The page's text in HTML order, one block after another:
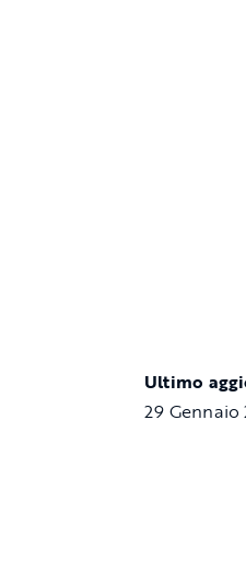
Ultimo
29 Gennaio